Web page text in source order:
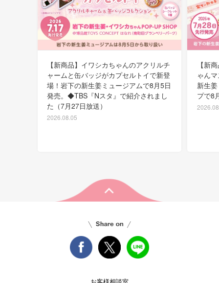
【新商品】イワシカちゃんのアクリルチ
ャームと缶バッジがカプセルトイで新登
場！岩下の新生姜ミュージアムで8月5日
発売。◆TBS『Nスタ』で紹介されまし
た（7月27日放送）
2026.08.05
【新
ゃん
新生
プで8